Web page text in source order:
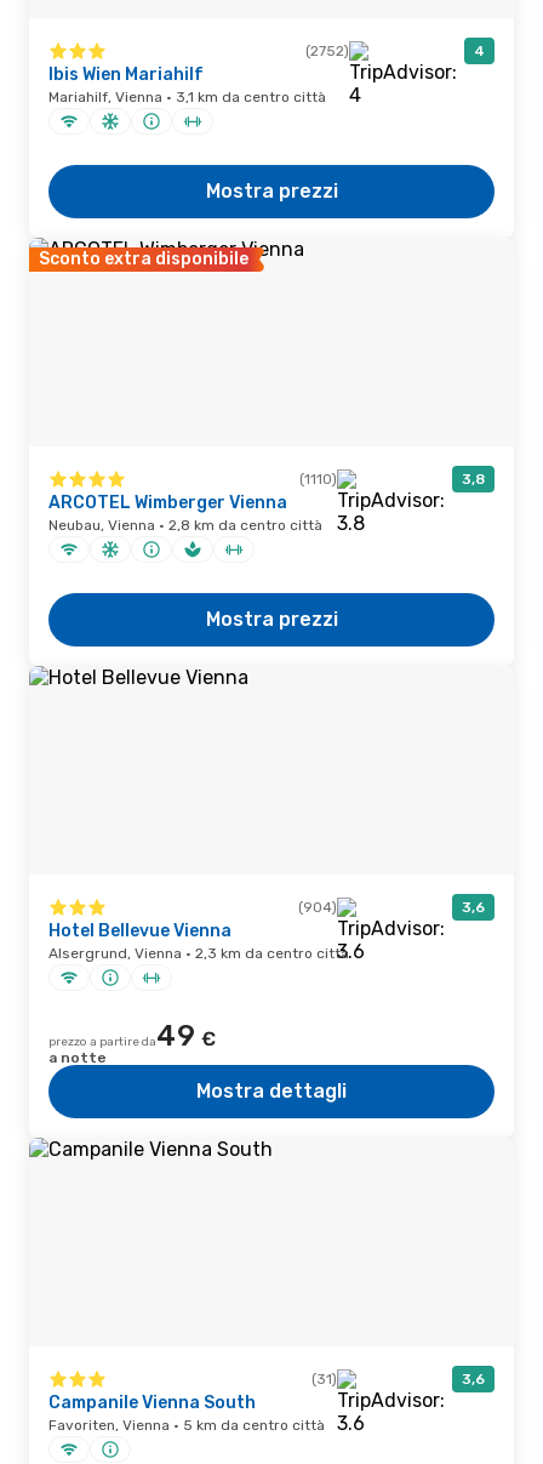
(2752) 4
Ibis Wien Mariahilf
Mariahilf, Vienna · 3,1 km da centro città
Mostra prezzi
Sconto extra disponibile
(1110) 3,8
ARCOTEL Wimberger Vienna
Neubau, Vienna · 2,8 km da centro città
Mostra prezzi
(904) 3,6
Hotel Bellevue Vienna
Alsergrund, Vienna · 2,3 km da centro città
prezzo a partire da49 €
a notte
Mostra dettagli
(31) 3,6
Campanile Vienna South
Favoriten, Vienna · 5 km da centro città